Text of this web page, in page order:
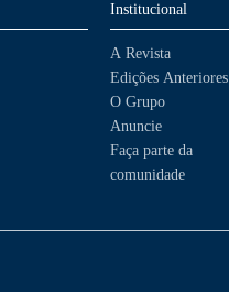
Institucional
A Revista
Edições Anteriores
O Grupo
Anuncie
Faça parte da
comunidade